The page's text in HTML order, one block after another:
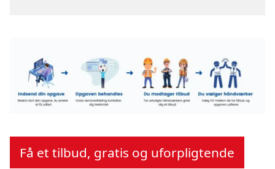
Få et tilbud, gratis og uforpligtende